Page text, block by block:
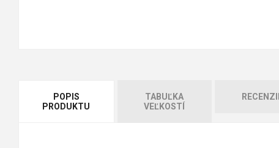
POPIS
PRODUKTU
TABUĽKA
VEĽKOSTÍ